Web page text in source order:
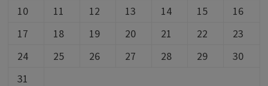
10
11 12 13 14 15
16
17
18 19 20 21 22
23
24
25 26 27 28 29
30
31